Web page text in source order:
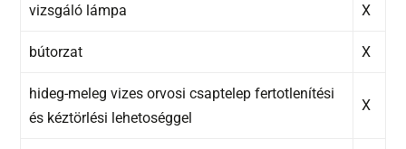
vizsgáló lámpa X
bútorzat X
hideg-meleg vizes orvosi csaptelep fertotlenítési
és kéztörlési lehetoséggel
X